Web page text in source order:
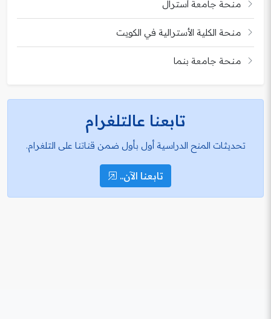
منحة جامعة أسترال
منحة الكلية الأسترالية في الكويت
منحة جامعة بنما
تابعنا عالتلغرام
تحديثات المنح الدراسية أول بأول ضمن قناتنا على التلغرام.
تابعنا الآن..